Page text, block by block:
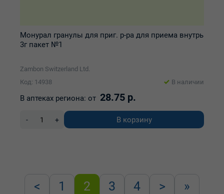
Монурал гранулы для приг. р-ра для приема внутрь
3г пакет №1
Zambon Switzerland Ltd.
Код: 14938
В наличии
В аптеках региона: от 28.75 р.
- + В корзину
< 1 2 3 4 > »